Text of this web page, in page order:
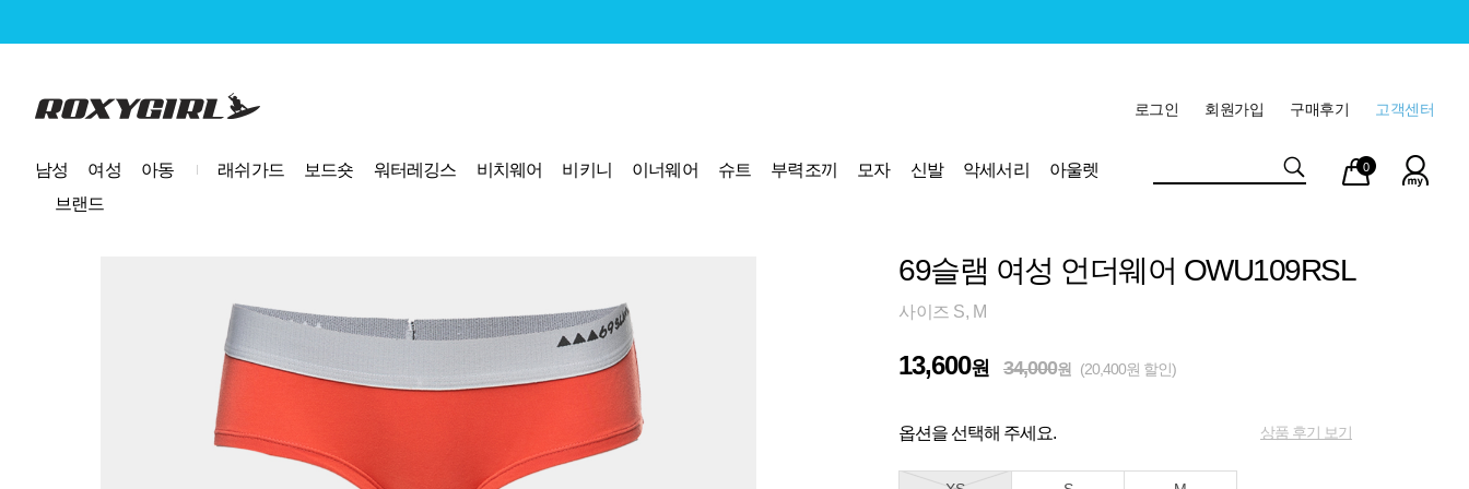
로고 고객센터
구매후기
회원가입
로그인
남성 여성 아동 래쉬가드 보드숏 워터레깅스 비치웨어 비키니 이너웨어 슈트 부력조끼 모자 신발 악세서리
아울렛
브랜드
마이
페이
장바
구니
0
69슬램 여성 언더웨어 OWU109RSL
사이즈 S, M
13,600원 34,000원 (20,400원 할인)
옵션을 선택해 주세요. 상품 후기 보기